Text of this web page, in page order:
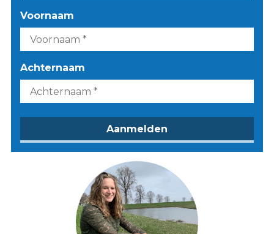
Voornaam
Achternaam